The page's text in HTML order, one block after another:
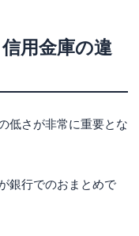
用金庫の違
低さが非常に重要とな
銀行でのおまとめで